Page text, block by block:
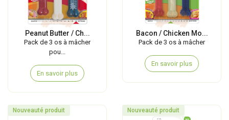
Peanut Butter / Ch...
Pack de 3 os à mâcher
pou...
En savoir plus
Bacon / Chicken Mo...
Pack de 3 os à mâcher
En savoir plus
Nouveauté produit Nouveauté produit